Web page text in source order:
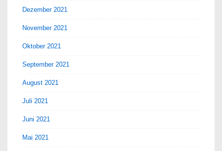
Dezember 2021
November 2021
Oktober 2021
September 2021
August 2021
Juli 2021
Juni 2021
Mai 2021